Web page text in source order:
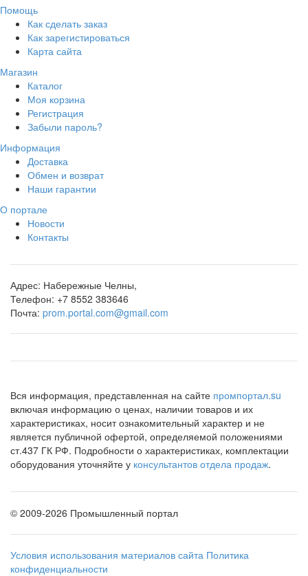
Помощь
Как сделать заказ
Как зарегистироваться
Карта сайта
Магазин
Каталог
Моя корзина
Регистрация
Забыли пароль?
Информация
Доставка
Обмен и возврат
Наши гарантии
О портале
Новости
Контакты
Адрес: Набережные Челны,
Телефон: +7 8552 383646
Почта: prom.portal.com@gmail.com
Вся информация, представленная на сайте промпортал.su
включая информацию о ценах, наличии товаров и их
характеристиках, носит ознакомительный характер и не
является публичной офертой, определяемой положениями
ст.437 ГК РФ. Подробности о характеристиках, комплектации
оборудования уточняйте у консультантов отдела продаж.
© 2009-2026 Промышленный портал
Условия использования материалов сайта Политика
конфиденциальности